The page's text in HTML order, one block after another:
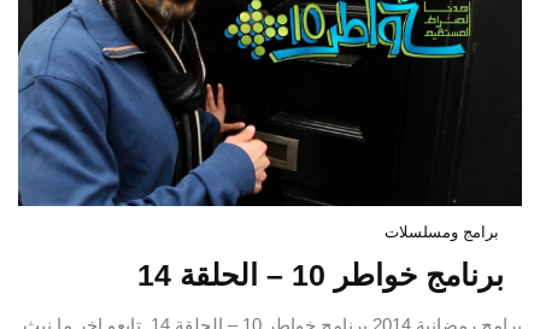
برامج ومسلسلات
برنامج خواطر 10 – الحلقة 14